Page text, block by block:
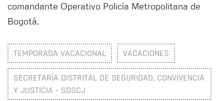
comandante Operativo Policía Metropolitana de
Bogotá.
TEMPORADA VACACIONAL VACACIONES
SECRETARÍA DISTRITAL DE SEGURIDAD, CONVIVENCIA
Y JUSTICIA - SDSCJ